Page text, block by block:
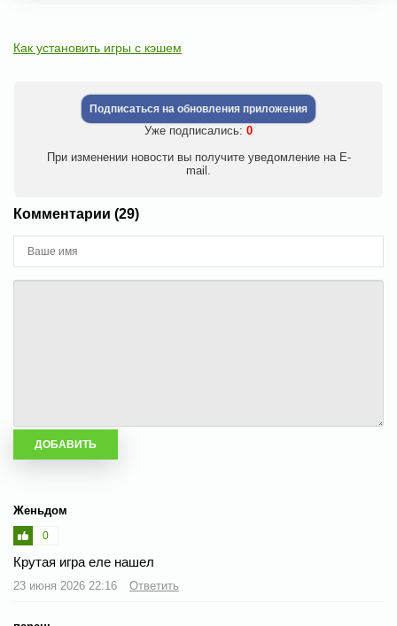
Как установить игры с кэшем
Подписаться на обновления приложения
Уже подписались: 0
При изменении новости вы получите уведомление на E-
mail.
Комментарии (29)
Женьдом
0
Крутая игра еле нашел
23 июня 2026 22:16 Ответить